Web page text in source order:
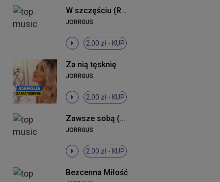
W szczęściu (Radio Edit)
JORRGUS
2.00 zł - KUP
Za nią tęsknię
JORRGUS
2.00 zł - KUP
Zawsze sobą (Radio Edit)
JORRGUS
2.00 zł - KUP
Bezcenna Miłość